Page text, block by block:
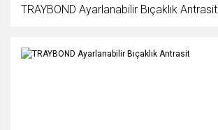
TRAYBOND Ayarlanabilir Bıçaklık Antrasit